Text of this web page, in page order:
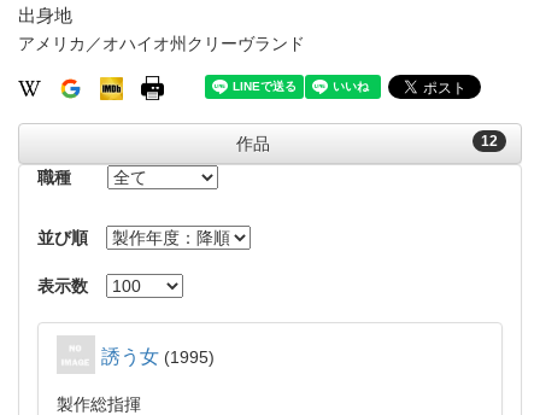
出身地
アメリカ／オハイオ州クリーヴランド
12
作品
職種
並び順
表示数
誘う女 1995
製作総指揮